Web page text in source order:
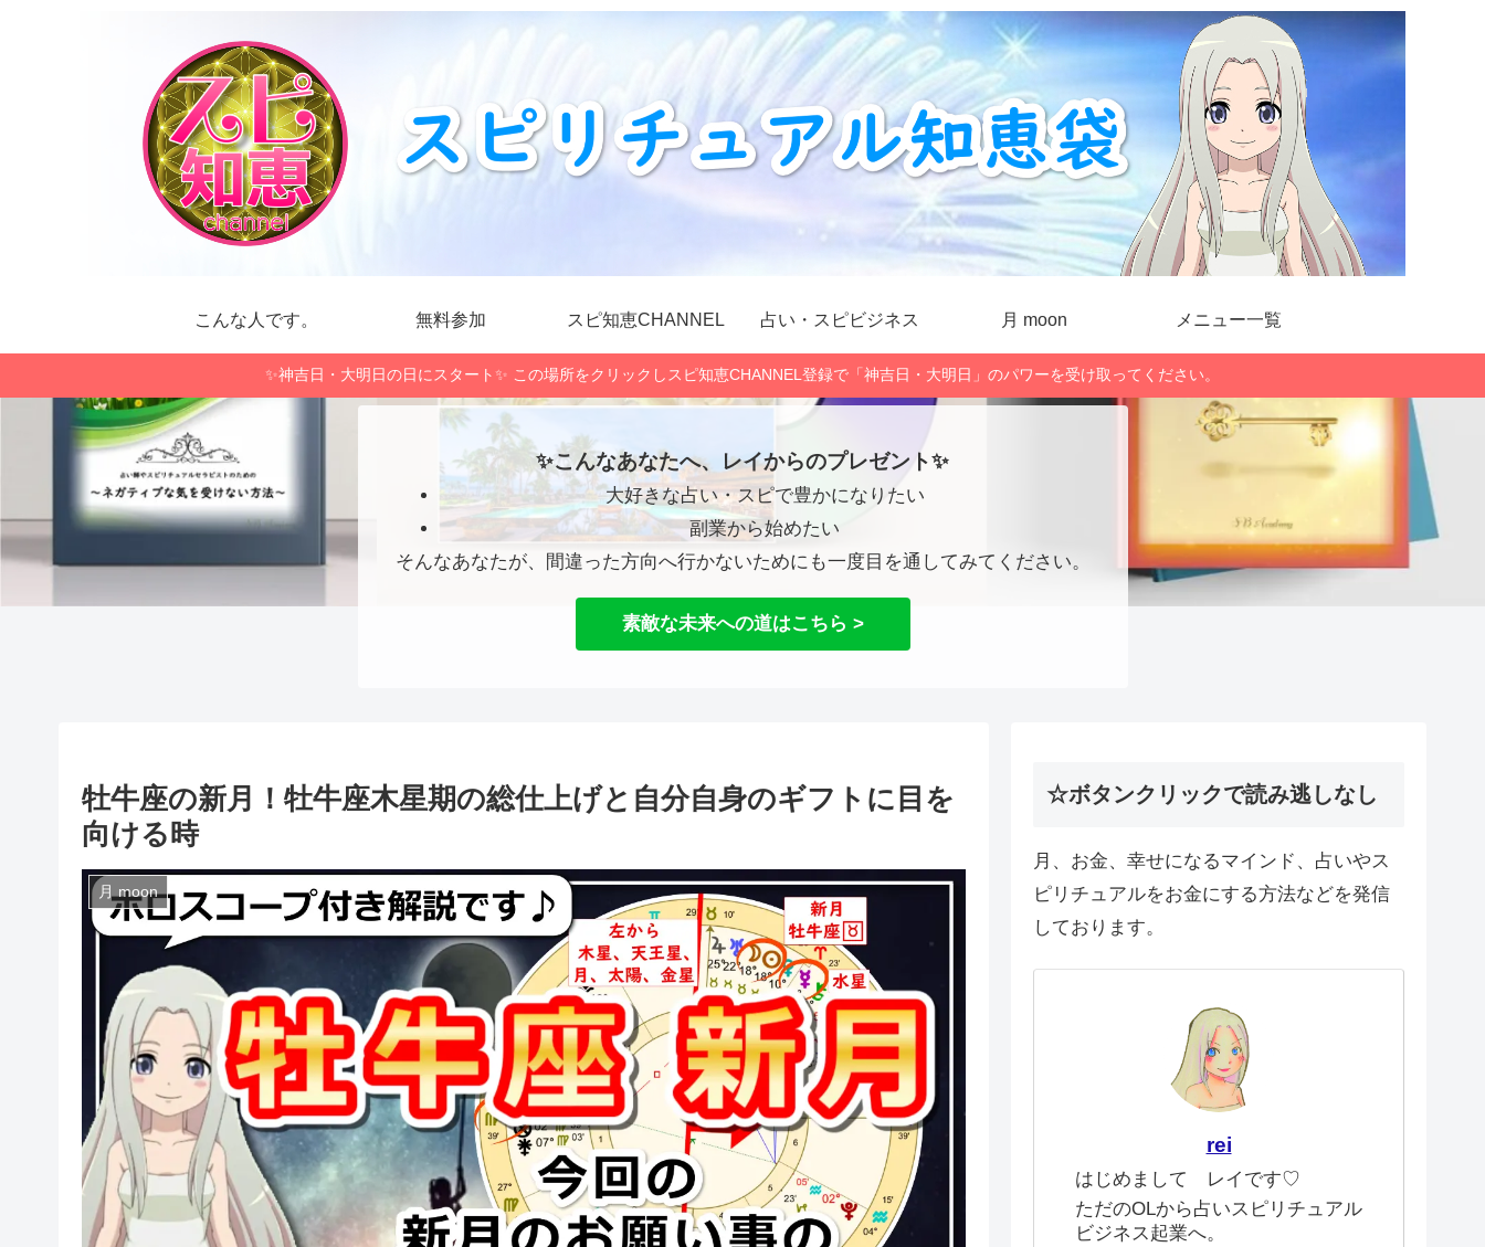
こんな人です。 無料参加 スピ知恵CHANNEL 占い・スピビジネス 月 moon メニュー一覧
✨神吉日・大明日の日にスタート✨ この場所をクリックしスピ知恵CHANNEL登録で「神吉日・大明日」のパワーを受け取ってください。
✨こんなあなたへ、レイからのプレゼント✨
大好きな占い・スピで豊かになりたい
副業から始めたい
そんなあなたが、間違った方向へ行かないためにも一度目を通してみてください。
素敵な未来への道はこちら >
牡牛座の新月！牡牛座木星期の総仕上げと自分自身のギフトに目を
向ける時
月 moon
☆ボタンクリックで読み逃しなし
月、お金、幸せになるマインド、占いやス
ピリチュアルをお金にする方法などを発信
しております。
rei
はじめまして レイです♡
ただのOLから占いスピリチュアル
ビジネス起業へ。